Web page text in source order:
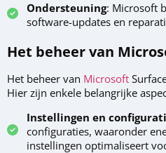
Ondersteuning: Microsoft
software-updates en
Het beheer van
Het beheer van Microsoft
Hier zijn enkele belangrijke
Instellingen en
configuraties, waaronder
instellingen optimaliseert